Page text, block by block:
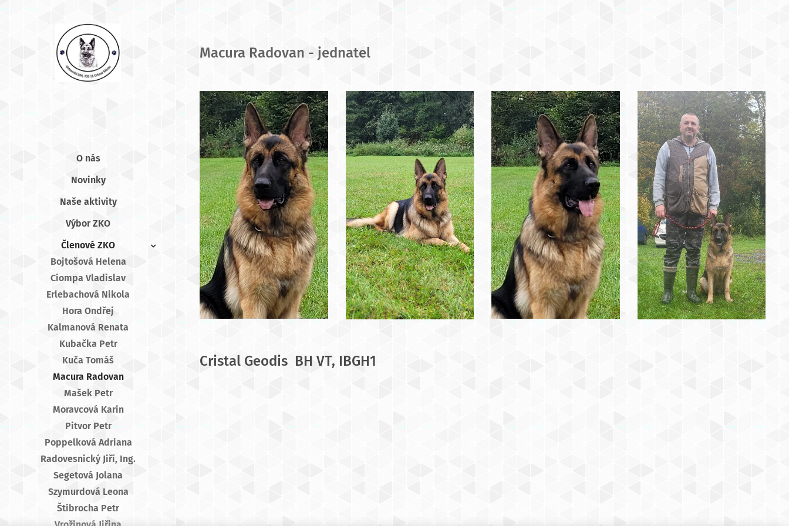
O nás
Novinky
Naše aktivity
Výbor ZKO
Členové ZKO
Bojtošová Helena
Ciompa Vladislav
Erlebachová Nikola
Hora Ondřej
Kalmanová Renata
Kubačka Petr
Kuča Tomáš
Macura Radovan
Mašek Petr
Moravcová Karin
Pitvor Petr
Poppelková Adriana
Radovesnický Jiří, Ing.
Segetová Jolana
Szymurdová Leona
Štibrocha Petr
Macura Radovan - jednatel
Cristal Geodis BH VT, IBGH1